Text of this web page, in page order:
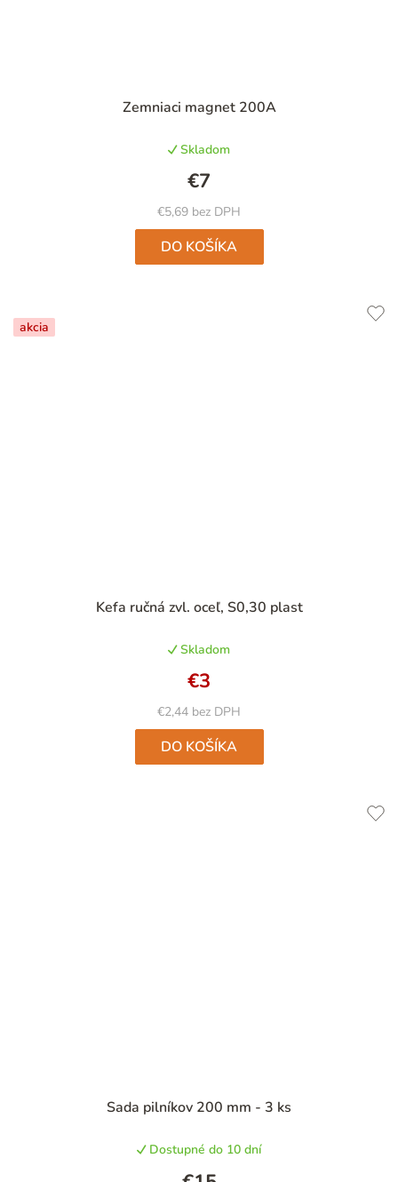
Zemniaci magnet 200A
hodnotenie
je
4,7
z
5
hviezdičiek.
Skladom
€5,69 bez DPH
€7
DO KOŠÍKA
akcia
Kefa ručná zvl. oceľ, S0,30 plast
hodnotenie
je
5,0
z
5
hviezdičiek.
Skladom
€2,44 bez DPH
€3
DO KOŠÍKA
Sada pilníkov 200 mm - 3 ks
Dostupné do 10 dní